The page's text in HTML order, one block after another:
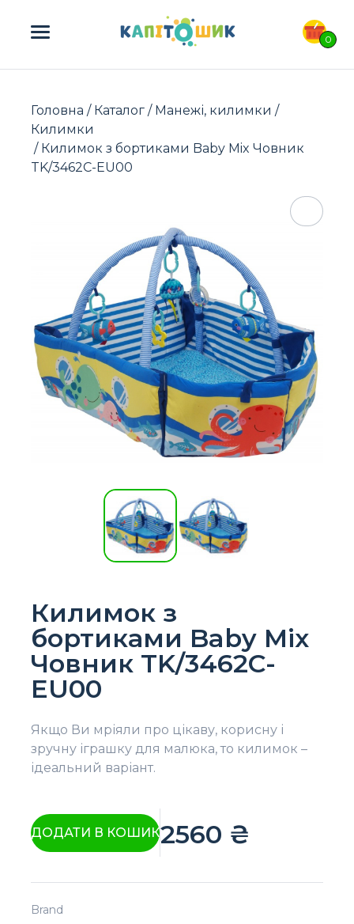
0
ПОШУК ТОВАРІВ:
Головна / Каталог / Манежі, килимки /
Килимки
/ Килимок з бортиками Baby Mix Човник
TK/3462C-EU00
Килимок з
бортиками Baby Mix
Човник TK/3462C-
EU00
Якщо Ви мріяли про цікаву, корисну і
зручну іграшку для малюка, то килимок –
ідеальний варіант.
ДОДАТИ В КОШИК2560 ₴
Brand